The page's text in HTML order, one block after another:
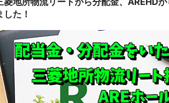
した！